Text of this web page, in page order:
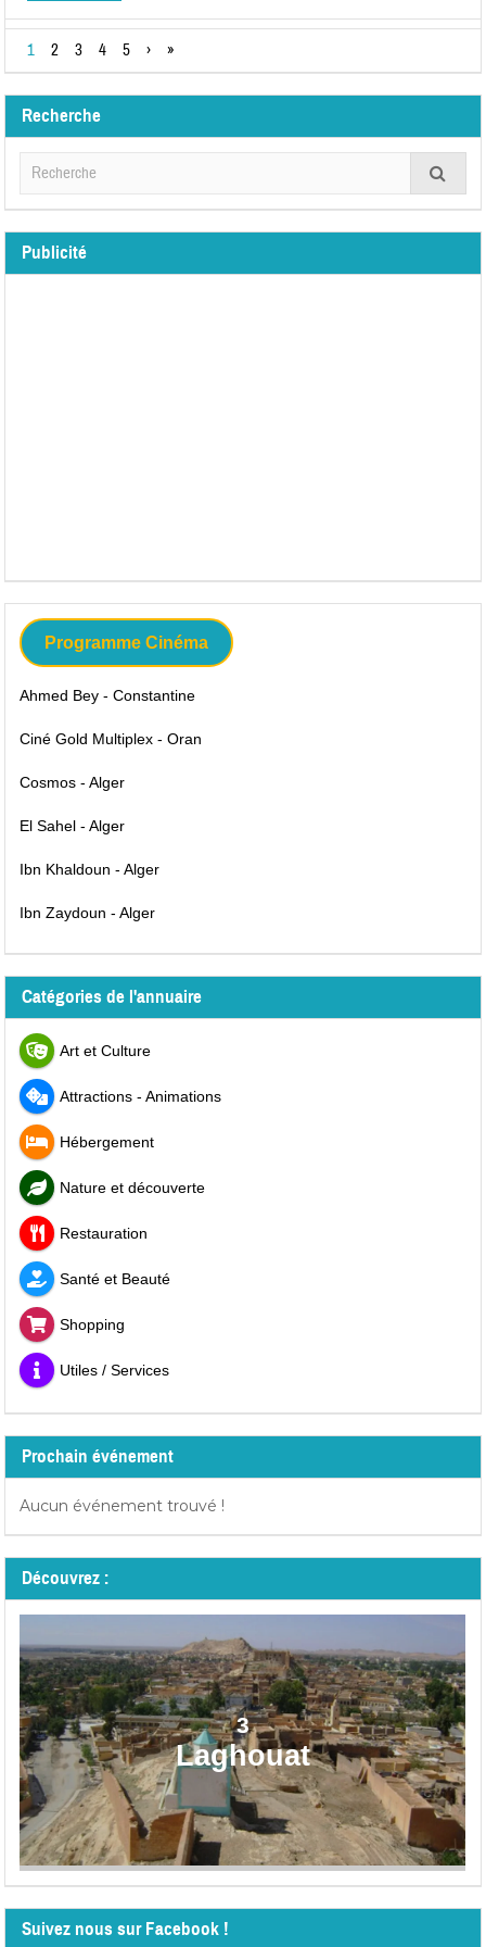
1 2 3 4 5 › »
Recherche
Publicité
Programme Cinéma
Ahmed Bey - Constantine
Ciné Gold Multiplex - Oran
Cosmos - Alger
El Sahel - Alger
Ibn Khaldoun - Alger
Ibn Zaydoun - Alger
Catégories de l'annuaire
Art et Culture
Attractions - Animations
Hébergement
Nature et découverte
Restauration
Santé et Beauté
Shopping
Utiles / Services
Prochain événement
Aucun événement trouvé !
Découvrez :
3
Laghouat
Suivez nous sur Facebook !